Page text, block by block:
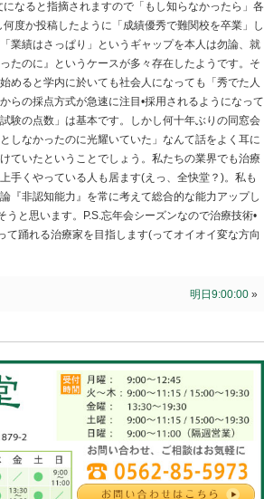
院長ブログ
『非認知能力』という言葉を。今
が持て囃されていましたから誰し
た(長文になると指摘されますの
しかし何度か投稿したように「
たけど「業績はさっぱり」という
注目し始めると学内に於いても社
代はパッとしなかったのに光耀いて
力』に長けていたということでしょ
に何故か上手くやっている人も居ま
力』は無論『非認知能力』を常に考
を目指そうと思います。P.S.忘年